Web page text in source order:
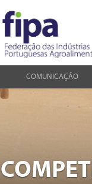
COMUNICAÇÃO